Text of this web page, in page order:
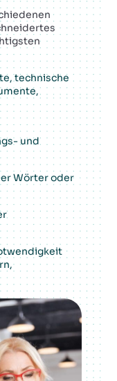
technische
und
Wörter oder